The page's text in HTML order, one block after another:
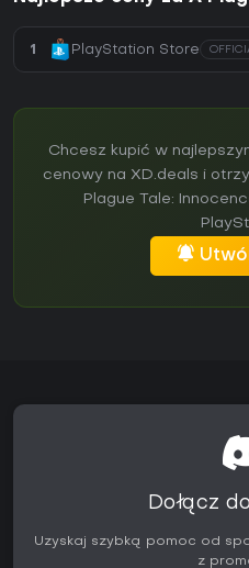
1 PlayStation Store
Chcesz kupić w
cenowy na XD.deals i
Plague Tale:
Dołącz
Uzyskaj szybką pomoc od
z